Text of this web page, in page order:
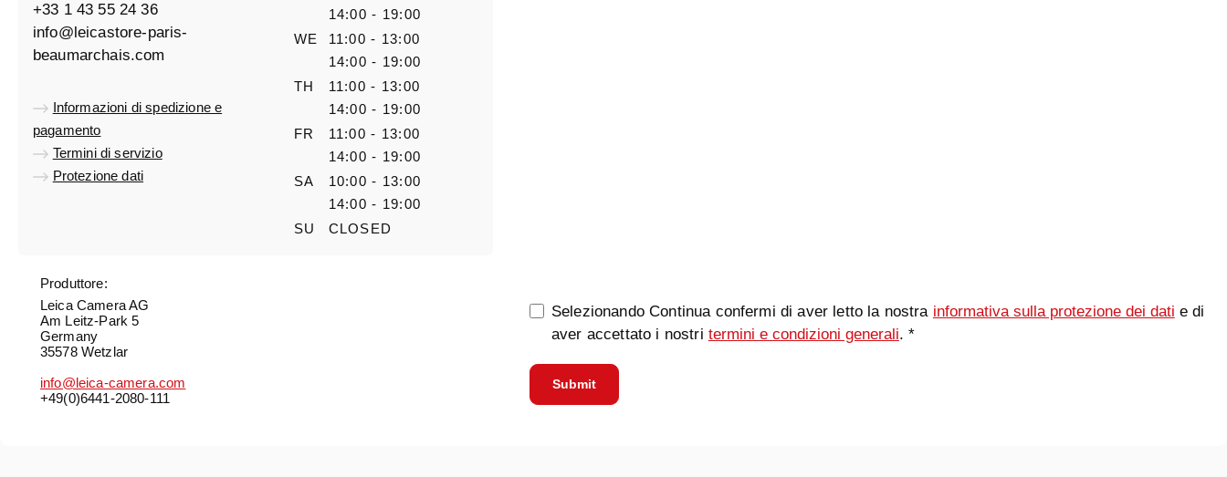
+33 1 43 55 24 36
info@leicastore-paris-
beaumarchais.com
Informazioni di spedizione e
pagamento
Termini di servizio
Protezione dati
14:00 - 19:00
WE
11:00 - 13:00
14:00 - 19:00
TH
11:00 - 13:00
14:00 - 19:00
FR
11:00 - 13:00
14:00 - 19:00
SA
10:00 - 13:00
14:00 - 19:00
SU
CLOSED
Produttore:
Leica Camera AG
Am Leitz-Park 5
Germany
35578 Wetzlar
info@leica-camera.com
+49(0)6441-2080-111
Selezionando Continua confermi di aver letto la nostra informativa sulla protezione dei dati e di
aver accettato i nostri termini e condizioni generali. *
Submit